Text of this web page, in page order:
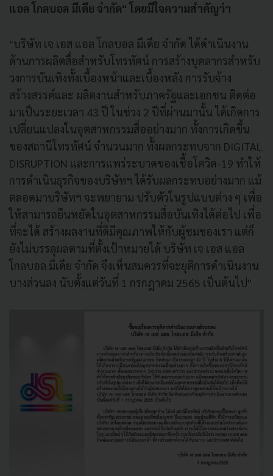
แอล โกลบอล มีเดีย จํากัด" โดยมีใจความสำคัญว่า
"บริษัท เจ เอส แอล โกลบอล มีเดีย จํากัด ได้ดําเนินงาน
ด้านการผลิตสื่อสําหรับโทรทัศน์ การสร้างบุคลากรสําหรับ
วงการบันเทิงทั้งเบื้องหน้าและเบื้องหลัง การรับจ้าง
สร้างสรรค์และ ผลิตงานสําหรับภาครัฐและเอกชน ติดต่อ
มาเป็นระยะเวลา 43 ปี ในช่วง 2 ปีที่ผ่านมานั้น ได้เกิดการ
เปลี่ยนแปลงในอุตสาหกรรมสื่ออย่างมาก ทั้งการเกิดขึ้น
ของสถานีโทรทัศน์ จํานวนมาก ทั้งผลกระทบจาก DIGITAL
DISRUPTION และการแพร่ระบาดของเชื้อโควิด-19 ทําให้
การดําเนินธุรกิจของบริษัทฯ ได้รับผลกระทบอย่างมาก แม้
ตลอดมาบริษัทฯ จะพยายาม ปรับตัวในรูปแบบต่าง ๆ เพื่อ
ให้สามารถยืนหยัดในอุตสาหกรรมสื่อบันเทิงได้ต่อไป เพื่อ
ที่จะได้ สร้างผลงานที่ดีมีคุณภาพให้กับผู้ชมของเรา แต่ก็
ยังไม่บรรลุผลตามที่ตั้งเป้าหมายได้ บริษัท เจ เอส แอล
โกลบอล มีเดีย จํากัด จึงเห็นสมควรที่จะยุติการดําเนินงาน
บางส่วนลง นับตั้งแต่วันที่ 1 กรกฎาคม 2565 เป็นต้นไป"